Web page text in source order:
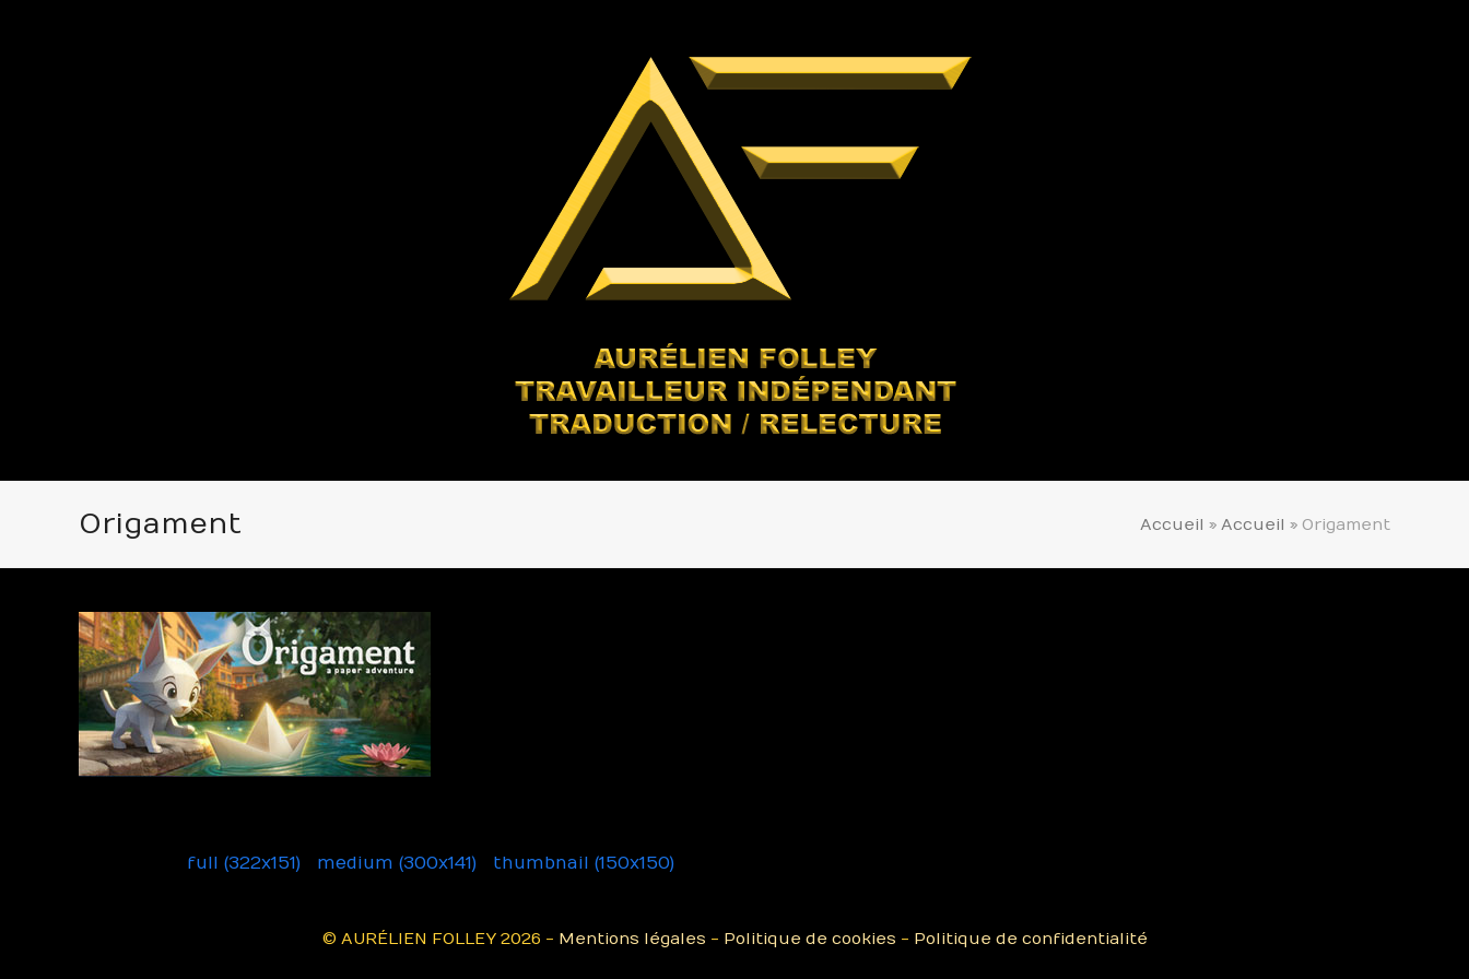
Origament Accueil » Accueil » Origament
full (322x151) medium (300x141) thumbnail (150x150)
© AURÉLIEN FOLLEY 2026 - Mentions légales - Politique de cookies - Politique de confidentialité